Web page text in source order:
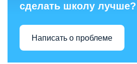
сделать школу лучше?
Написать о проблеме